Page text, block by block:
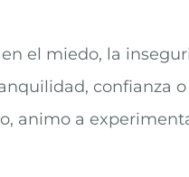
el miedo, la
confianza
animo a